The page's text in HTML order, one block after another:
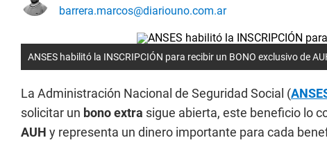
barrera.marcos@diariouno.com.ar
ANSES habilitó la INSCRIPCIÓN para recibir un BONO exclusivo de
La Administración Nacional de Seguridad Social (
solicitar un bono extra sigue abierta, este beneficio lo
AUH y representa un dinero importante para cada